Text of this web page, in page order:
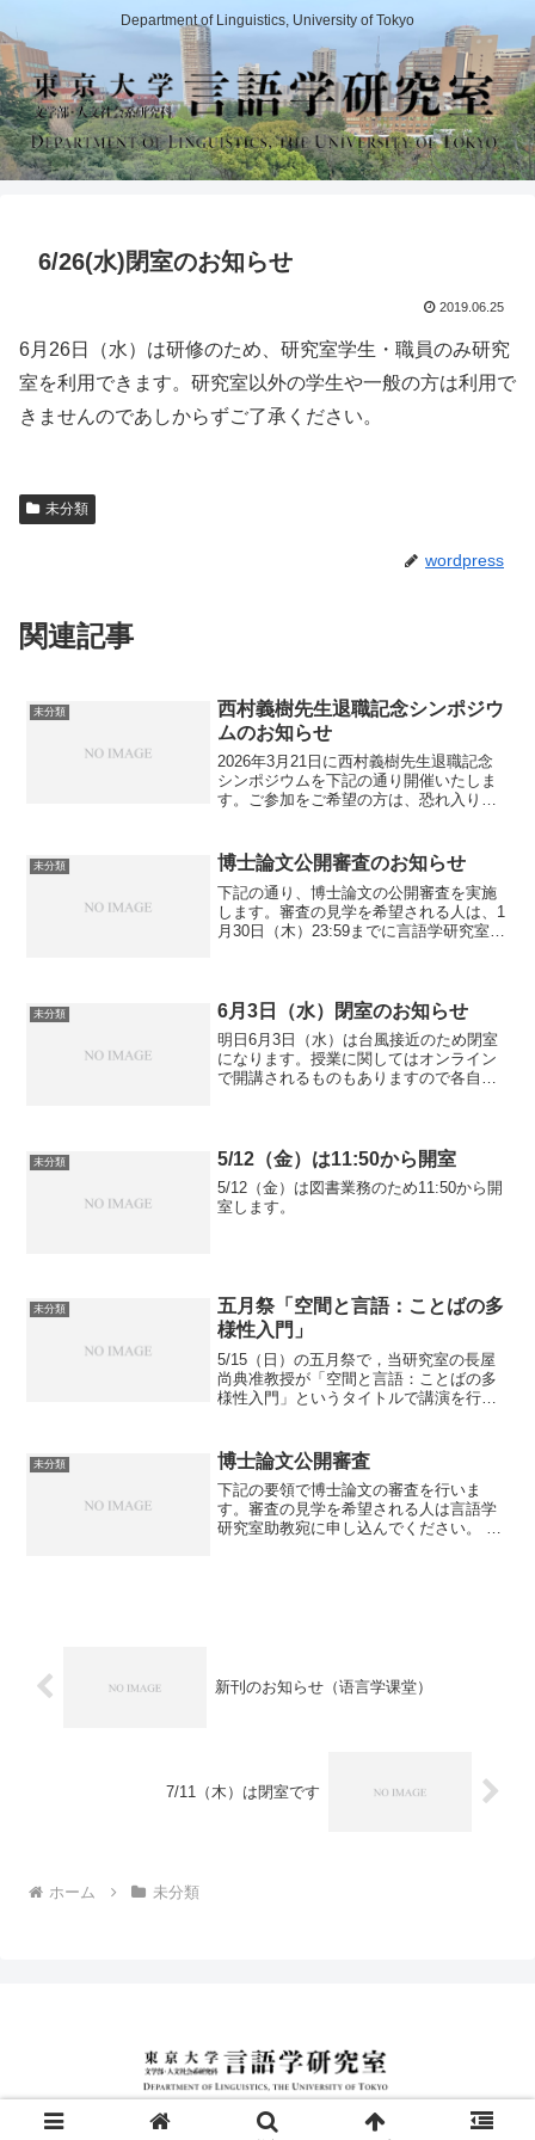
Department of Linguistics, University of Tokyo
6/26(水)閉室のお知らせ
2019.06.25
6月26日（水）は研修のため、研究室学生・職員のみ研究
室を利用できます。研究室以外の学生や一般の方は利用で
きませんのであしからずご了承ください。
未分類
wordpress
関連記事
未分類
西村義樹先生退職記念シンポジウ
ムのお知らせ
2026年3月21日に西村義樹先生退職記念
シンポジウムを下記の通り開催いたしま
す。ご参加をご希望の方は、恐れ入りま
まで間がなく、大変恐縮ですが、3月6日
中にご回答くださ...
未分類 博士論文公開審査のお知らせ
下記の通り、博士論文の公開審査を実施
します。審査の見学を希望される人は、1
月30日（木）23:59までに言語学研究室助
未分類 6月3日（水）閉室のお知らせ
明日6月3日（水）は台風接近のため閉室
になります。授業に関してはオンライン
で開講されるものもありますので各自ご
未分類 5/12（金）は11:50から開室
5/12（金）は図書業務のため11:50から開
室します。
未分類
五月祭「空間と言語：ことばの多
様性入門」
5/15（日）の五月祭で，当研究室の長屋
尚典准教授が「空間と言語：ことばの多
様性入門」というタイトルで講演を行い
未分類 博士論文公開審査
下記の要領で博士論文の審査を行いま
す。審査の見学を希望される人は言語学
研究室助教宛に申し込んでください。 塚
新刊のお知らせ（语言学课堂）
7/11（木）は閉室です
ホーム 未分類
© 2019 東京大学文学部言語学研究室.